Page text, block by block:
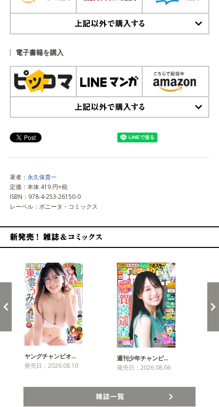
電子書籍を購入
著者： 永久保貴一
定価：本体 419 円+税
ISBN：978-4-253-26150-0
レーベル：ボニータ・コミックス
ヤングチャンピオ…
発売日：2026.08.10
週刊少年チャンピ…
発売日：2026.08.06